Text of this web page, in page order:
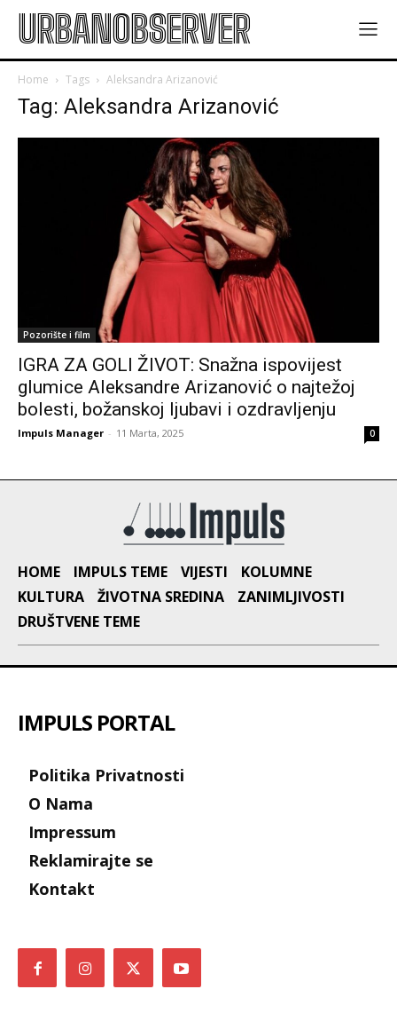
URBANOBSERVER
Home Tags Aleksandra Arizanović
Tag: Aleksandra Arizanović
Pozorište i film
IGRA ZA GOLI ŽIVOT: Snažna ispovijest
glumice Aleksandre Arizanović o najtežoj
bolesti, božanskoj ljubavi i ozdravljenju
Impuls Manager - 11 Marta, 2025 0
HOME IMPULS TEME VIJESTI
KOLUMNE
KULTURA
ŽIVOTNA SREDINA
ZANIMLJIVOSTI
DRUŠTVENE TEME
IMPULS PORTAL
Politika Privatnosti
O Nama
Impressum
Reklamirajte se
Kontakt